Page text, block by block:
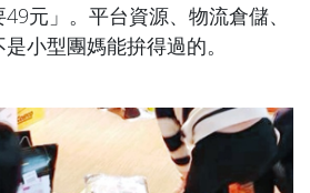
元」。平台資源、物流倉儲、
小型團媽能拚得過的。